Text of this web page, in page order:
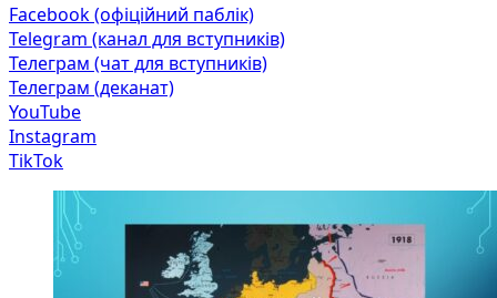
Facebook (офіційний паблік)
Telegram (канал для вступників)
Телеграм (чат для вступників)
Телеграм (деканат)
YouTube
Instagram
TikTok